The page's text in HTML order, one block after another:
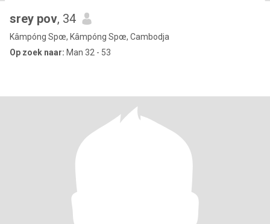
srey pov, 34
Kâmpóng Spœ, Kâmpóng Spœ, Cambodja
Op zoek naar: Man 32 - 53